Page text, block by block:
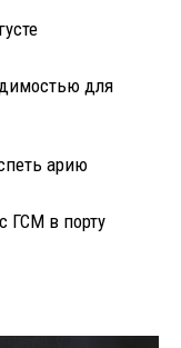
для
арию
ГСМ в порту